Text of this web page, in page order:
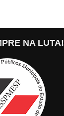
NA LUTA!